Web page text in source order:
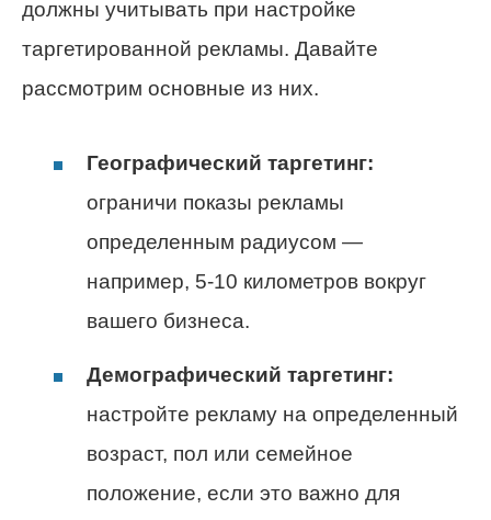
должны учитывать при настройке
таргетированной рекламы. Давайте
рассмотрим основные из них.
Географический таргетинг:
ограничи показы рекламы
определенным радиусом —
например, 5-10 километров вокруг
вашего бизнеса.
Демографический таргетинг:
настройте рекламу на определенный
возраст, пол или семейное
положение, если это важно для